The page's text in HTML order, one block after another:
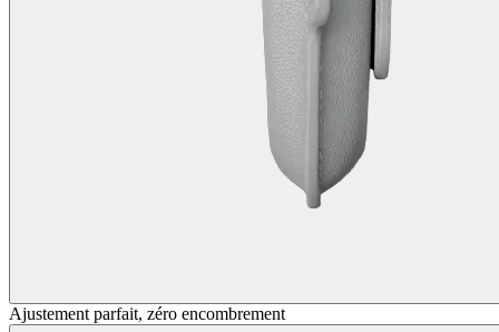
Ajustement parfait, zéro encombrement